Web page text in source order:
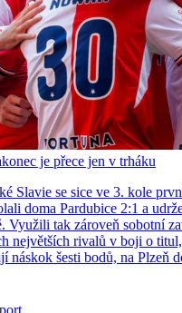
je přece jen v trháku
Slavie se sice ve 3. kole
doma Pardubice 2:1 a
Využili tak zároveň sobotní
největších rivalů v boji o
náskok šesti bodů, na Plzeň